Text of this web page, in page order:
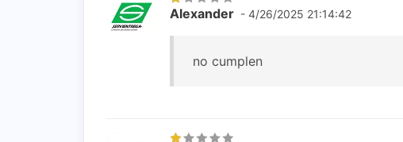
Alexander - 4/26/2025 21:14:42
no cumplen